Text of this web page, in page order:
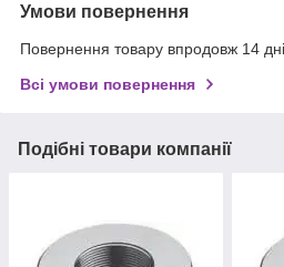
Умови повернення
Повернення товару впродовж 14
Всі умови повернення
Подібні товари компанії